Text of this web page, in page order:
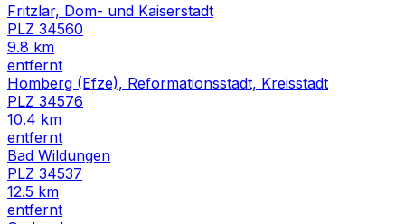
Fritzlar, Dom- und Kaiserstadt
PLZ 34560
9.8 km
entfernt
Homberg (Efze), Reformationsstadt, Kreisstadt
PLZ 34576
10.4 km
entfernt
Bad Wildungen
PLZ 34537
12.5 km
entfernt